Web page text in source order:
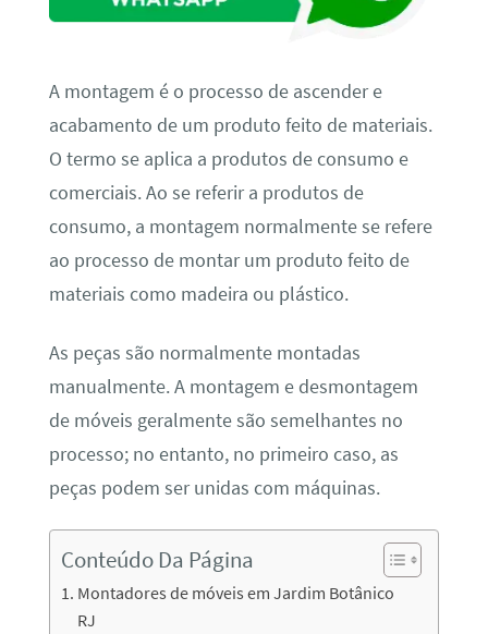
A montagem é o processo de ascender e
acabamento de um produto feito de materiais.
O termo se aplica a produtos de consumo e
comerciais. Ao se referir a produtos de
consumo, a montagem normalmente se refere
ao processo de montar um produto feito de
materiais como madeira ou plástico.
As peças são normalmente montadas
manualmente. A montagem e desmontagem
de móveis geralmente são semelhantes no
processo; no entanto, no primeiro caso, as
peças podem ser unidas com máquinas.
Conteúdo Da Página
Montadores de móveis em Jardim Botânico
RJ